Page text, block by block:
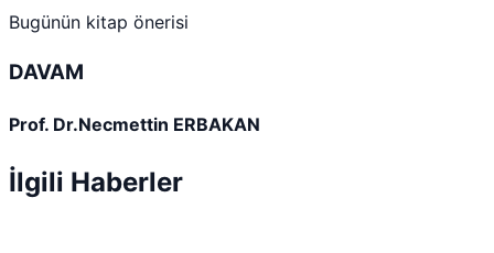
Bugünün kitap önerisi
DAVAM
Prof. Dr.Necmettin ERBAKAN
İlgili Haberler